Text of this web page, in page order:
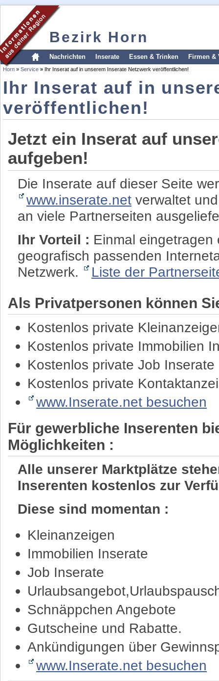
Bezirk Horn
Nachrichten Inserate Essen & Trinken Firmen &
Horn » Service » Ihr Inserat auf in unserem Inserate Netzwerk veröffentlichen!
Ihr Inserat auf in
veröffentlichen!
Jetzt ein Inserat auf
aufgeben!
Die Inserate auf dieser Seite
www.inserate.net verwaltet
an viele Partnerseiten
Ihr Vorteil : Einmal
geografisch passenden
Netzwerk.
Liste der
Als Privatpersonen können
Kostenlos private
Kostenlos private Immobilien
Kostenlos private Job
Kostenlos private
www.Inserate.net besuchen
Für gewerbliche Inserenten
Möglichkeiten :
Alle unserer Marktplätze
Inserenten kostenlos zur
Diese sind momentan :
Kleinanzeigen
Immobilien Inserate
Job Inserate
Schnäppchen Angebote
Gutscheine und Rabatte.
Ankündigungen über
www.Inserate.net besuchen